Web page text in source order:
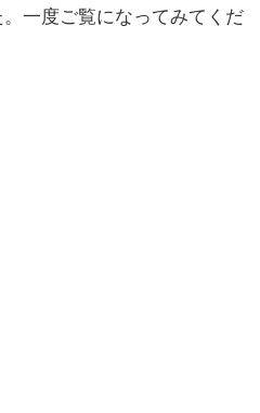
一度ご覧になってみてくだ